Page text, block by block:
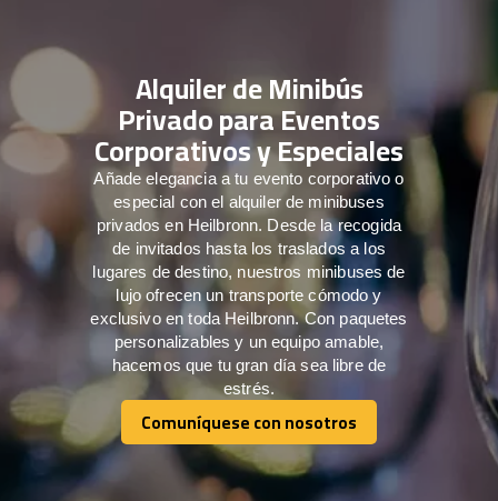
Alquiler de Minibús
Privado para Eventos
Corporativos y Especiales
Añade elegancia a tu evento corporativo o
especial con el alquiler de minibuses
privados en Heilbronn. Desde la recogida
de invitados hasta los traslados a los
lugares de destino, nuestros minibuses de
lujo ofrecen un transporte cómodo y
exclusivo en toda Heilbronn. Con paquetes
personalizables y un equipo amable,
hacemos que tu gran día sea libre de
estrés.
Comuníquese con nosotros
Comuníquese con nosotros